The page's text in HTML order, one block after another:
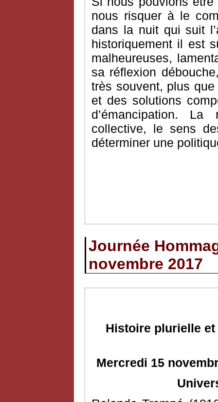
nous risquer à le
dans la nuit qui suit
historiquement il est
malheureuses,
sa réflexion
très souvent, plus
et des solutions
d’émancipation.
collective, le sens
déterminer une
Journée
novembre 2017
Histoire plurielle
Mercredi 15